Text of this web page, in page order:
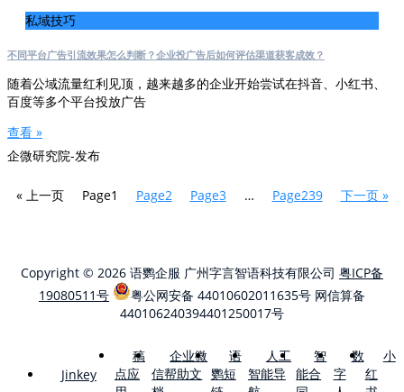
私域技巧
不同平台广告引流效果怎么判断？企业投广告后如何评估渠道获客成效？
随着公域流量红利见顶，越来越多的企业开始尝试在抖音、小红书、
百度等多个平台投放广告
查看 »
企微研究院-发布
« 上一页 Page1 Page2 Page3 … Page239 下一页 »
Copyright © 2026 语鹦企服 广州字言智语科技有限公司 粤ICP备
19080511号
粤公网安备 44010602011635号 网信算备
440106240394401250017号
Jinkey
稿
点应
企业微
信帮助文
语
鹦短
人工
智能导
智
能合
数
字
小
红